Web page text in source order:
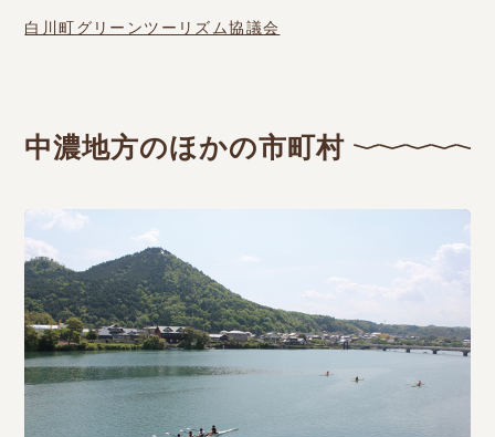
白川町グリーンツーリズム協議会
中濃地方のほかの市町村